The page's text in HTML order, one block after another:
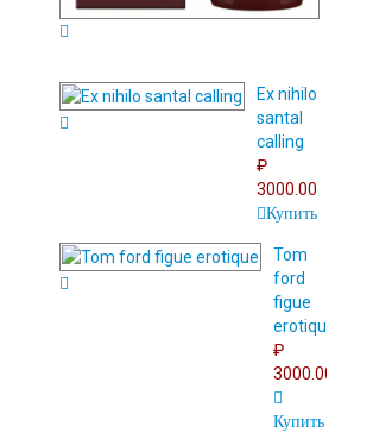
Ex nihilo
santal
calling
₽
3000.00
Купить
Tom
ford
figue
erotique
₽
3000.00
Купить